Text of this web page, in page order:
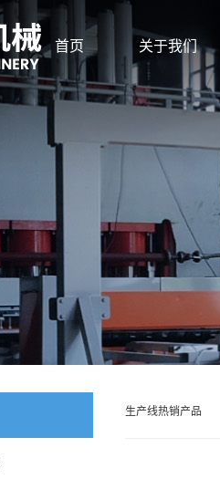
首页 关于我们
生产线热销产品